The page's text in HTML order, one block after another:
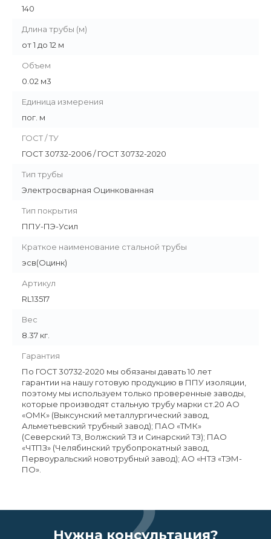
140
Длина трубы (м)
от 1 до 12 м
Объем
0.02 м3
Единица измерения
пог. м
ГОСТ / ТУ
ГОСТ 30732-2006 / ГОСТ 30732-2020
Тип трубы
Электросварная Оцинкованная
Тип покрытия
ППУ-ПЭ-Усил
Краткое наименование стальной трубы
эсв(Оцинк)
Артикул
RL13517
Вес
8.37 кг.
Гарантия
По ГОСТ 30732-2020 мы обязаны давать 10 лет
гарантии на нашу готовую продукцию в ППУ изоляции,
поэтому мы используем только проверенные заводы,
которые производят стальную трубу марки ст.20 АО
«ОМК» (Выксунский металлургический завод,
Альметьевский трубный завод); ПАО «ТМК»
(Северский ТЗ, Волжский ТЗ и Синарский ТЗ); ПАО
«ЧТПЗ» (Челябинский трубопрокатный завод,
Первоуральский новотрубный завод); АО «НТЗ «ТЭМ-
ПО».
Нужна консультация?